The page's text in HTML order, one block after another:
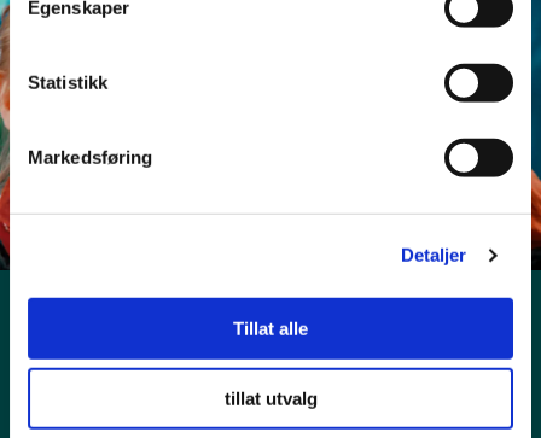
Egenskaper
Statistikk
Markedsføring
Detaljer
Tillat alle
tillat utvalg